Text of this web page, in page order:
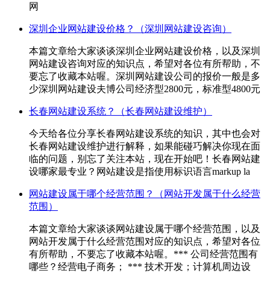
网
深圳企业网站建设价格？（深圳网站建设咨询）
本篇文章给大家谈谈深圳企业网站建设价格，以及深圳
网站建设咨询对应的知识点，希望对各位有所帮助，不
要忘了收藏本站喔。深圳网站建设公司的报价一般是多
少深圳网站建设夫博公司经济型2800元，标准型4800元
长春网站建设系统？（长春网站建设维护）
今天给各位分享长春网站建设系统的知识，其中也会对
长春网站建设维护进行解释，如果能碰巧解决你现在面
临的问题，别忘了关注本站，现在开始吧！长春网站建
设哪家最专业？网站建设是指使用标识语言markup la
网站建设属于哪个经营范围？（网站开发属于什么经营
范围）
本篇文章给大家谈谈网站建设属于哪个经营范围，以及
网站开发属于什么经营范围对应的知识点，希望对各位
有所帮助，不要忘了收藏本站喔。*** 公司经营范围有
哪些？经营电子商务； *** 技术开发；计算机周边设